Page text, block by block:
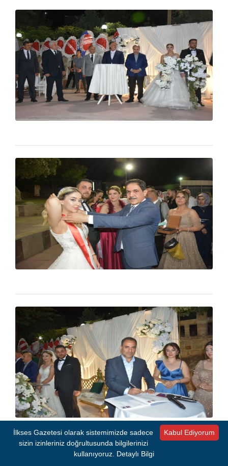
- REKLAM -
Kabul Ediyorum
İlkses Gazetesi olarak sistemimizde sadece
sizin izinleriniz doğrultusunda bilgilerinizi
kullanıyoruz. Detaylı Bilgi